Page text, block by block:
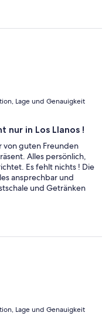
den wunderbaren
haben uns sehr,
zu 100%
Lage und Genauigkeit
nur in Los Llanos !
von guten Freunden
Alles persönlich,
Es fehlt nichts ! Die
ansprechbar und
und Getränken
Aussichtlage...... man
Lo Ru. Oder wieder
Lage und Genauigkeit